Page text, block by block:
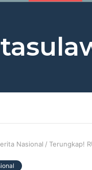
Nasional / Terungkap!